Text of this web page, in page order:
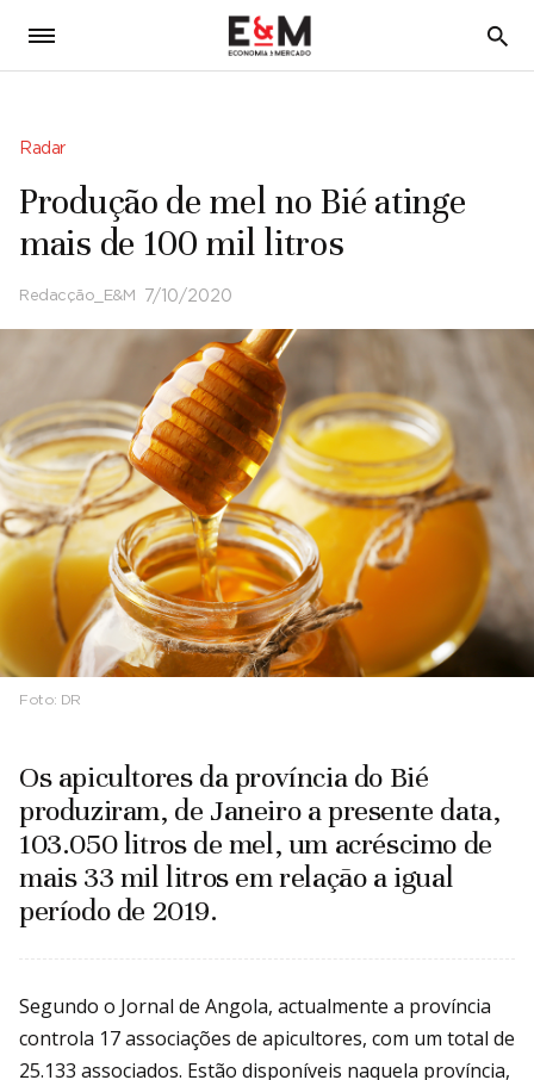
5
Radar
Produção de mel no Bié atinge
mais de 100 mil litros
Redacção_E&M 7/10/2020
Foto: DR
Os apicultores da província do Bié
produziram, de Janeiro a presente data,
103.050 litros de mel, um acréscimo de
mais 33 mil litros em relação a igual
período de 2019.
Segundo o Jornal de Angola, actualmente a província
controla 17 associações de apicultores, com um total de
25.133 associados. Estão disponíveis naquela província,